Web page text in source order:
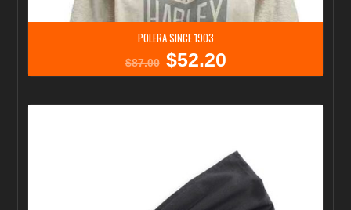
POLERA SINCE 1903
$87.00
El
$52.20El